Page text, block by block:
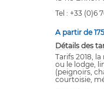
Tel : +33 (0)6
A partir de
Détails des
Tarifs 2018,
ou le lodge,
(peignoirs,
courtoisie,